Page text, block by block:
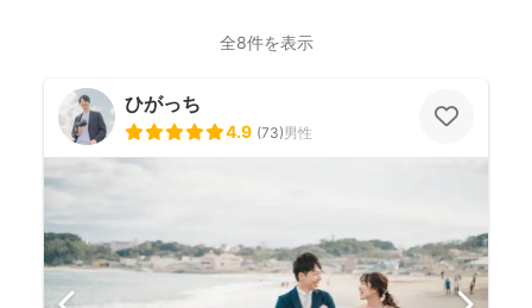
全8件を表示
ひがっち
4.9 (73)男性